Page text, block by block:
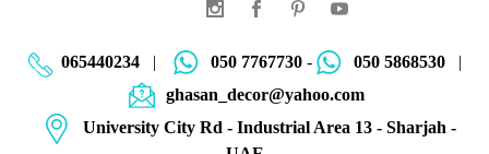
065440234| 050 7767730- 050 5868530|
ghasan_decor@yahoo.com
University City Rd - Industrial Area 13 - Sharjah -